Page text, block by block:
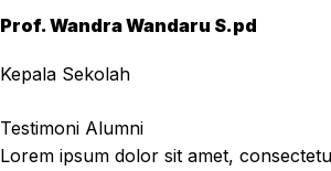
Prof. Wandra Wandaru S.pd
Kepala Sekolah
Testimoni Alumni
Lorem ipsum dolor sit amet,